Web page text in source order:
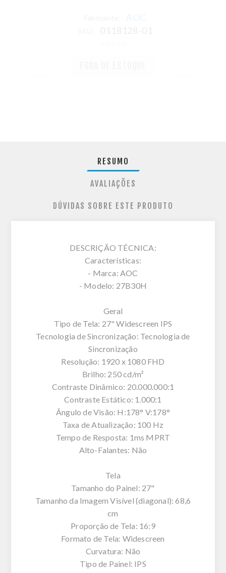
AOC
RESUMO
AVALIAÇÕES
DÚVIDAS SOBRE ESTE PRODUTO
DESCRIÇÃO TÉCNICA:
Características:
- Marca: AOC
- Modelo: 27B30H
Geral
Tipo de Tela: 27" Widescreen IPS
Tecnologia de Sincronização: Tecnologia de
Sincronização
Resolução: 1920 x 1080 FHD
Brilho: 250 cd/m²
Contraste Dinâmico: 20.000.000:1
Contraste Estático: 1.000:1
Ângulo de Visão: H:178° V:178°
Taxa de Atualização: 100 Hz
Tempo de Resposta: 1ms MPRT
Alto-Falantes: Não
Tela
Tamanho do Painel: 27"
Tamanho da Imagem Visível (diagonal): 68,6
cm
Proporção de Tela: 16:9
Formato de Tela: Widescreen
Curvatura: Não
Tipo de Painel: IPS